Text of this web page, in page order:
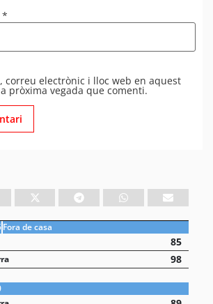
*
correu electrònic i lloc web en aquest
pròxima vegada que comenti.
Fora de casa
85
98